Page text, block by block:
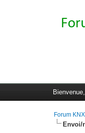
Forum
Envoi/